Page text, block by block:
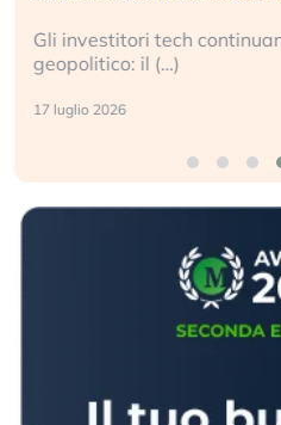
Gli investitori tech
geopolitico: il (…)
17 luglio 2026